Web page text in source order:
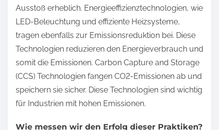
Ausstoß erheblich. Energieeffizienztechnologien, wie
LED-Beleuchtung und effiziente Heizsysteme,
tragen ebenfalls zur Emissionsreduktion bei. Diese
Technologien reduzieren den Energieverbrauch und
somit die Emissionen. Carbon Capture and Storage
(CCS) Technologien fangen CO2-Emissionen ab und
speichern sie sicher. Diese Technologien sind wichtig
für Industrien mit hohen Emissionen.
Wie messen wir den Erfolg dieser Praktiken?